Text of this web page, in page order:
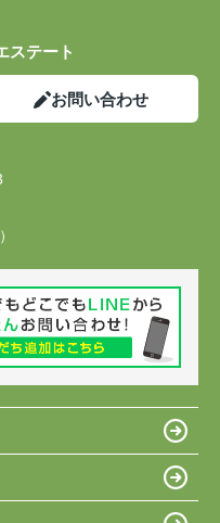
ステート
お問い合わせ